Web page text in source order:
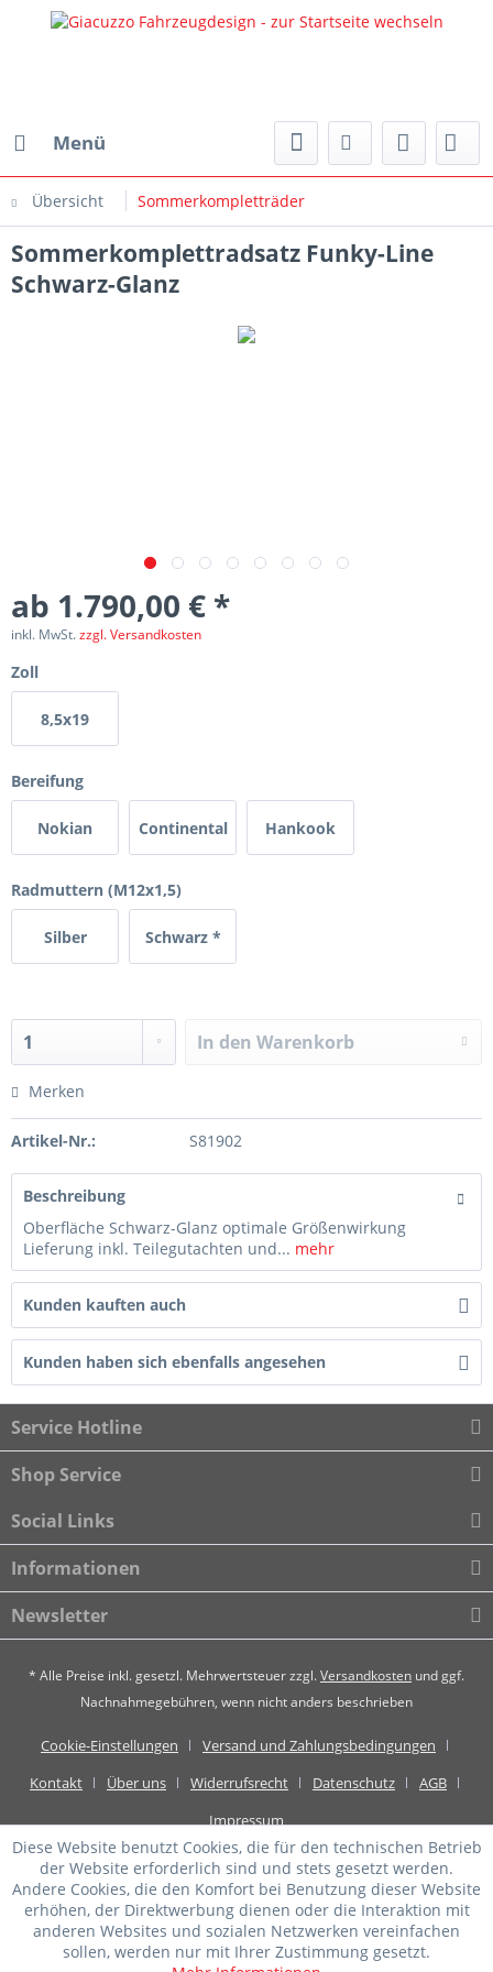
Menü
Übersicht Sommerkompletträder
Sommerkomplettradsatz Funky-Line
Schwarz-Glanz
ab 1.790,00 € *
inkl. MwSt.zzgl. Versandkosten
Zoll
8,5x19
Bereifung
Nokian Continental Hankook
Radmuttern (M12x1,5)
Silber Schwarz *
In den Warenkorb
Merken
Artikel-Nr.: S81902
Beschreibung
Oberfläche Schwarz-Glanz optimale Größenwirkung
Lieferung inkl. Teilegutachten und... mehr
Kunden kauften auch
Kunden haben sich ebenfalls angesehen
Service Hotline
Shop Service
Social Links
Informationen
Newsletter
* Alle Preise inkl. gesetzl. Mehrwertsteuer zzgl.Versandkosten und ggf.
Nachnahmegebühren, wenn nicht anders beschrieben
Cookie-Einstellungen
Versand und Zahlungsbedingungen
Kontakt
Über uns Widerrufsrecht Datenschutz
AGB
Impressum
Diese Website benutzt Cookies, die für den technischen Betrieb
der Website erforderlich sind und stets gesetzt werden.
Andere Cookies, die den Komfort bei Benutzung dieser Website
erhöhen, der Direktwerbung dienen oder die Interaktion mit
anderen Websites und sozialen Netzwerken vereinfachen
sollen, werden nur mit Ihrer Zustimmung gesetzt.